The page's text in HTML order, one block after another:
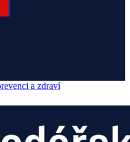
a zdraví